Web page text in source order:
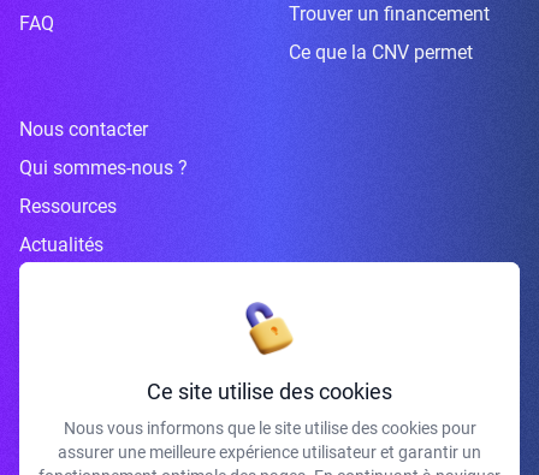
FAQ
Trouver un financement
Ce que la CNV permet
Nous contacter
Qui sommes-nous ?
Ressources
Actualités
Inscrivez-vous à la newsletter
Ce site utilise des cookies
Nous vous informons que le site utilise des cookies pour
assurer une meilleure expérience utilisateur et garantir un